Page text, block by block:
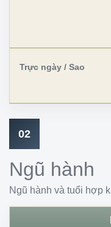
Trực ngày / Sao
02
Ngũ hành
Ngũ hành và tuổi hợp